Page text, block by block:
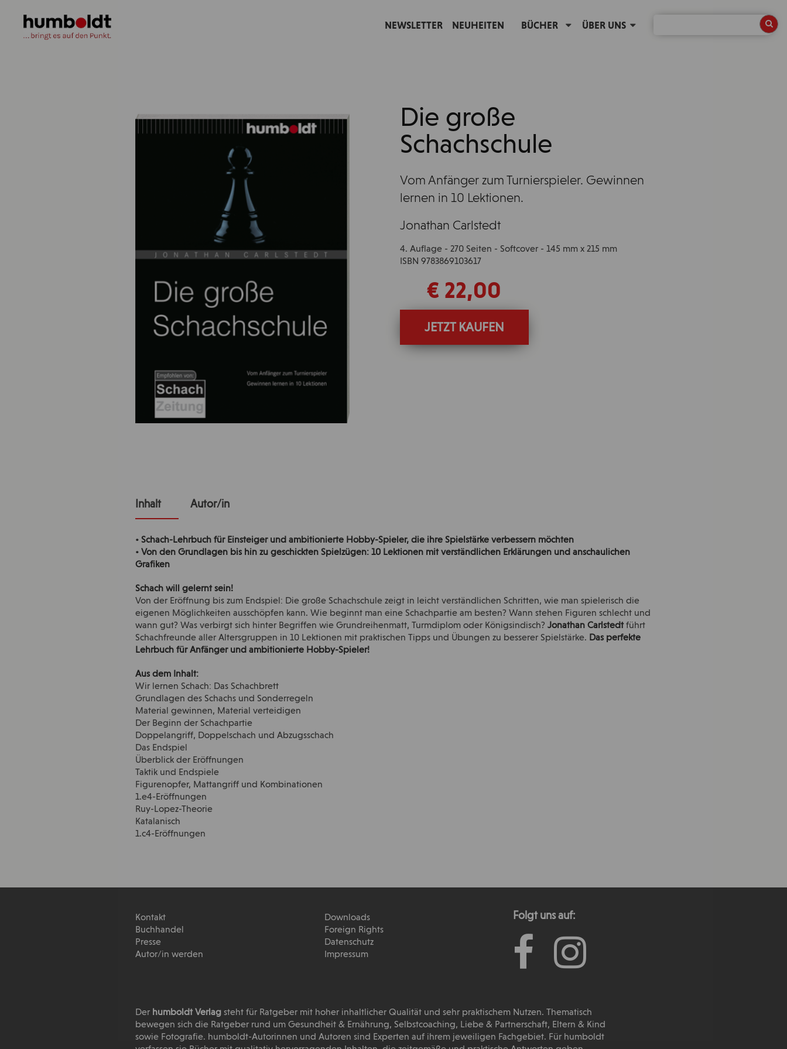
NEWSLETTER NEUHEITEN BÜCHER ÜBER UNS
Die große
Schachschule
Vom Anfänger zum Turnierspieler. Gewinnen
lernen in 10 Lektionen.
Jonathan Carlstedt
4. Auflage - 270 Seiten - Softcover - 145 mm x 215 mm
ISBN 9783869103617
€ 22,00
JETZT KAUFEN
Inhalt Autor/in
• Schach-Lehrbuch für Einsteiger und ambitionierte Hobby-Spieler, die ihre Spielstärke verbessern möchten
• Von den Grundlagen bis hin zu geschickten Spielzügen: 10 Lektionen mit verständlichen Erklärungen und anschaulichen
Grafiken
Schach will gelernt sein!
Von der Eröffnung bis zum Endspiel: Die große Schachschule zeigt in leicht verständlichen Schritten, wie man spielerisch die
eigenen Möglichkeiten ausschöpfen kann. Wie beginnt man eine Schachpartie am besten? Wann stehen Figuren schlecht und
wann gut? Was verbirgt sich hinter Begriffen wie Grundreihenmatt, Turmdiplom oder Königsindisch?Jonathan Carlstedtführt
Schachfreunde aller Altersgruppen in 10 Lektionen mit praktischen Tipps und Übungen zu besserer Spielstärke. Das perfekte
Lehrbuch für Anfänger und ambitionierte Hobby-Spieler!
Aus dem Inhalt:
Wir lernen Schach: Das Schachbrett
Grundlagen des Schachs und Sonderregeln
Material gewinnen, Material verteidigen
Der Beginn der Schachpartie
Doppelangriff, Doppelschach und Abzugsschach
Das Endspiel
Überblick der Eröffnungen
Taktik und Endspiele
Figurenopfer, Mattangriff und Kombinationen
1.e4-Eröffnungen
Ruy-Lopez-Theorie
Katalanisch
1.c4-Eröffnungen
Folgt uns auf:
Kontakt
Buchhandel
Presse
Autor/in werden
Downloads
Foreign Rights
Datenschutz
Impressum
Der humboldt Verlag steht für Ratgeber mit hoher inhaltlicher Qualität und sehr praktischem Nutzen. Thematisch
bewegen sich die Ratgeber rund um Gesundheit & Ernährung, Selbstcoaching, Liebe & Partnerschaft, Eltern & Kind
sowie Fotografie. humboldt-Autorinnen und Autoren sind Experten auf ihrem jeweiligen Fachgebiet. Für humboldt